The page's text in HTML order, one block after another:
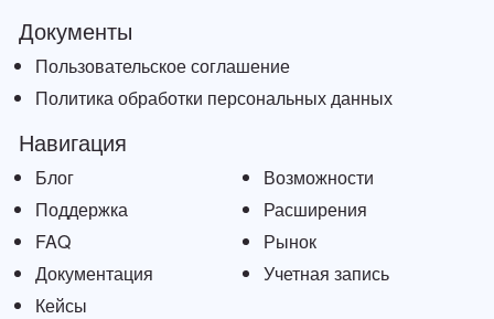
Документы
Пользовательское соглашение
Политика обработки персональных данных
Навигация
Блог
Поддержка
FAQ
Документация
Кейсы
Возможности
Расширения
Рынок
Учетная запись